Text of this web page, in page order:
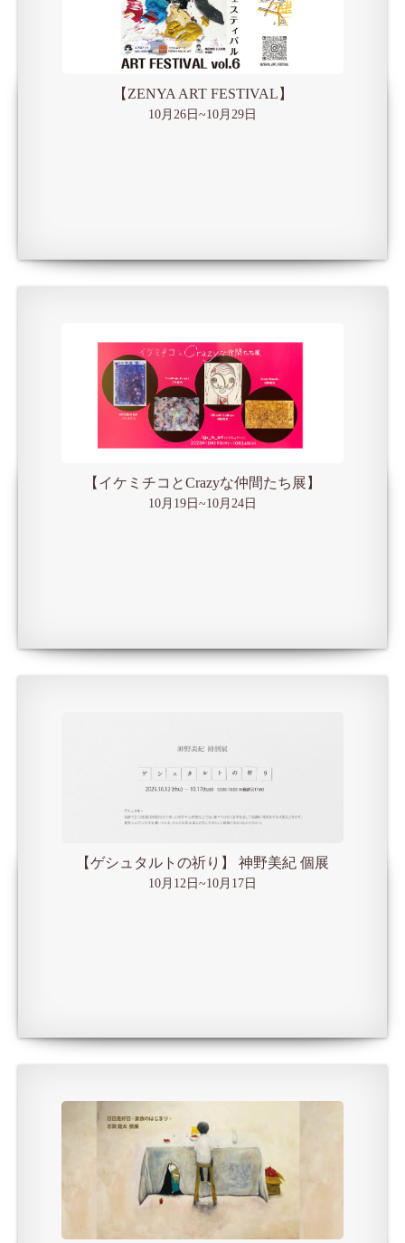
【ZENYA ART FESTIVAL】
10月26日~10月29日
【イケミチコとCrazyな仲間たち展】
10月19日~10月24日
【ゲシュタルトの祈り】 神野美紀 個展
10月12日~10月17日